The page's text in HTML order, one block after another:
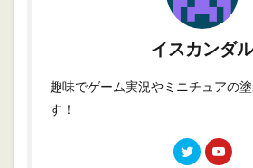
イスカンダル
趣味でゲーム実況やミニチュアの
す！